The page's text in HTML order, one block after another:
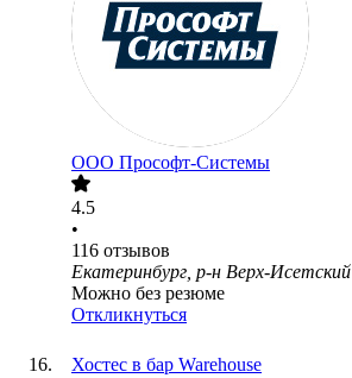
ООО Прософт-Системы
4.5
•
116 отзывов
Екатеринбург, р-н Верх-Исетский
Можно без резюме
Откликнуться
Хостес в бар Warehouse